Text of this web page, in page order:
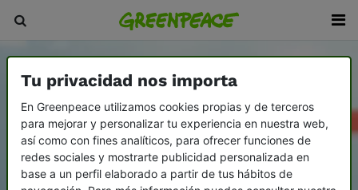
Tu privacidad nos importa
En Greenpeace utilizamos cookies propias y de terceros
para mejorar y personalizar tu experiencia en nuestra web,
así como con fines analíticos, para ofrecer funciones de
redes sociales y mostrarte publicidad personalizada en
base a un perfil elaborado a partir de tus hábitos de